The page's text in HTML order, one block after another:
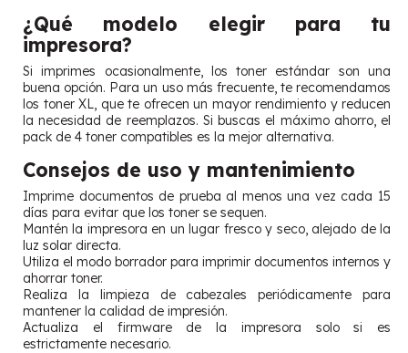
¿Qué modelo elegir para tu
impresora?
Si imprimes ocasionalmente, los toner estándar son una
buena opción. Para un uso más frecuente, te recomendamos
los toner XL, que te ofrecen un mayor rendimiento y reducen
la necesidad de reemplazos. Si buscas el máximo ahorro, el
pack de 4 toner compatibles es la mejor alternativa.
Consejos de uso y mantenimiento
Imprime documentos de prueba al menos una vez cada 15
días para evitar que los toner se sequen.
Mantén la impresora en un lugar fresco y seco, alejado de la
luz solar directa.
Utiliza el modo borrador para imprimir documentos internos y
ahorrar toner.
Realiza la limpieza de cabezales periódicamente para
mantener la calidad de impresión.
Actualiza el firmware de la impresora solo si es
estrictamente necesario.